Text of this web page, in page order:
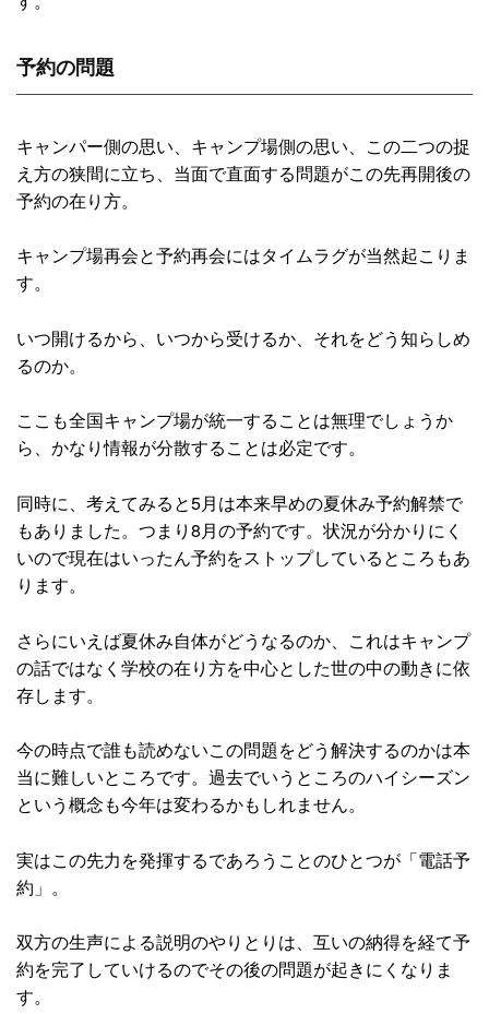
予約の問題
キャンパー側の思い、キャンプ場側の思い、この二つの捉
え方の狭間に立ち、当面で直面する問題がこの先再開後の
予約の在り方。
キャンプ場再会と予約再会にはタイムラグが当然起こりま
す。
いつ開けるから、いつから受けるか、それをどう知らしめ
るのか。
ここも全国キャンプ場が統一することは無理でしょうか
ら、かなり情報が分散することは必定です。
同時に、考えてみると5月は本来早めの夏休み予約解禁で
もありました。つまり8月の予約です。状況が分かりにく
いので現在はいったん予約をストップしているところもあ
ります。
さらにいえば夏休み自体がどうなるのか、これはキャンプ
の話ではなく学校の在り方を中心とした世の中の動きに依
存します。
今の時点で誰も読めないこの問題をどう解決するのかは本
当に難しいところです。過去でいうところのハイシーズン
という概念も今年は変わるかもしれません。
実はこの先力を発揮するであろうことのひとつが「電話予
約」。
双方の生声による説明のやりとりは、互いの納得を経て予
約を完了していけるのでその後の問題が起きにくなりま
す。